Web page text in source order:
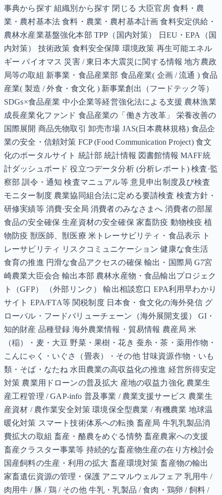
事典から探す 組織別から探す 閉じる 大臣官房 食料・農
業・農村基本法 食料・農業・農村基本計画 食料安定供給・
農林水産業基盤強化本部 TPP（国内対策） 日EU・EPA（国
内対策） 技術政策 食料安全保障 環境政策 再生可能エネル
ギー バイオマス 災害 / 東日本大震災に関する情報 地方農政
局等の取組 新事業・食品産業部 食品産業( 企画 / 流通 ) 食品
産業( 製造 / 外食・食文化 ) 新事業創出（フードテック等）
SDGs×食品産業 中小企業等経営強化法による支援 農林漁業
成長産業化ファンド 食品産業の「働き方改革」 栄養改善の
国際展開 商品先物取引 卸売市場 JAS(日本農林規格) 食品企
業の安全・信頼対策 FCP (Food Communication Project) 食文
化のポータルサイト 統計部 統計情報 図書館情報 MAFF統
計ダッシュボード 役立つデータ分析 (分析レポート) 検査·監
察部 訓令・通知 検査マニュアル等 意見申出制度及び検査
モニター制度 農業協同組合法に定める要請検査 検査方針・
研修実績等 消費·安全局 消費者のみなさまへ 消費者の部屋
食品の安全確保 生産資材の安全確保 家畜防疫 動物検疫 植
物防疫 獣医師、獣医療 米トレーサビリティ・食品表示 ト
レーサビリティ リスクコミュニケーション 健康な食生活
食育の推進 円滑な食品アクセスの確保 輸出・国際局 G7宮
崎農業大臣会合 輸出本部 農林水産物・食品輸出プロジェク
ト（GFP） （外部リンク） 輸出相談窓口 EPA利用早わかり
サイト EPA/FTA等 関税制度 日本食・食文化の海外発信 グ
ローバル・フードバリューチェーン（海外展開支援） GI・
知的財産 品種登録 海外農業情報・貿易情報 農産局 米
（稲）・麦・大豆 野菜・果樹・花き 蚕糸・茶・薬用作物・
こんにゃく・いぐさ（畳表）・その他 甘味資源作物・いも
類・そば・なたね 水田農業の高収益化の推進 経営所得安定
対策 農業用ドローンの普及拡大 産地の収益力強化 農業生
産工程管理 / GAP-info 普及事業 / 農業支援サービス 農業生
産資材 / 農作業安全対策 環境保全型農業 / 有機農業 地球温
暖化対策 スマート技術体系への転換 畜産局 牛乳乳製品消
費拡大の取組 畜産・酪農をめぐる情勢 畜産農家への支援
畜産クラスター事業等 持続的な畜産物生産の在り方検討会
国産飼料の生産・利用の拡大 畜産環境対策 畜産物の輸出
家畜遺伝資源の管理・保護 アニマルウェルフェア 乳用牛 /
肉用牛 / 豚 / 鶏 / その他 牛乳・乳製品 / 食肉・鶏卵 / 飼料 /